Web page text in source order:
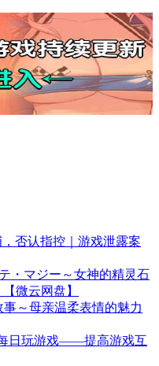
否认指控｜游戏泄露案
・マジー～女神的精灵石
微云网盘】
～母亲温柔表情的魅力
日玩游戏——提高游戏互